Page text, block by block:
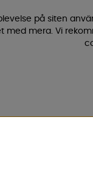
på siten
med mera. Vi